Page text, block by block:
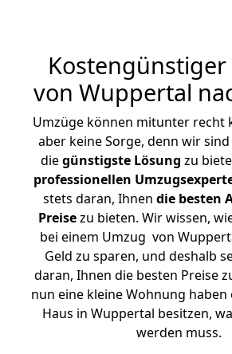
von Wuppertal
Umzüge können mitunter recht
aber keine Sorge, denn wir
diegünstigste Lösung zu
professionellen
stets daran, Ihnen die besten
Preisezu bieten. Wir wissen,
bei einem Umzug von
Geld zu sparen, und deshalb
daran, Ihnen die besten Preise
nun eine kleine Wohnung
Haus in Wuppertal besitzen,
werden muss.